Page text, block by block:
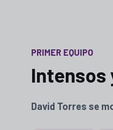
PRIMER EQUIPO
Intensos
David Torres se